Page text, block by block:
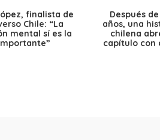
finalista de
Chile: “La
mental sí es la
Después
años, una
chilena
capítulo con